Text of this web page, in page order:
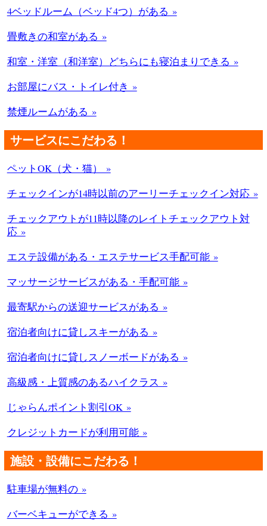
4ベッドルーム（ベッド4つ）がある »
畳敷きの和室がある »
和室・洋室（和洋室）どちらにも寝泊まりできる »
お部屋にバス・トイレ付き »
禁煙ルームがある »
サービスにこだわる！
ペットOK（犬・猫） »
チェックインが14時以前のアーリーチェックイン対応 »
チェックアウトが11時以降のレイトチェックアウト対
応 »
エステ設備がある・エステサービス手配可能 »
マッサージサービスがある・手配可能 »
最寄駅からの送迎サービスがある »
宿泊者向けに貸しスキーがある »
宿泊者向けに貸しスノーボードがある »
高級感・上質感のあるハイクラス »
じゃらんポイント割引OK »
クレジットカードが利用可能 »
施設・設備にこだわる！
駐車場が無料の »
バーベキューができる »